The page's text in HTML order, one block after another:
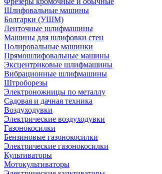
Шлифовальные машины
Болгарки (УШМ)
Ленточные шлифмашины
Машины для шлифовки стен
Полировальные машинки
Прямошлифовальные машины
Эксцентриковые шлифмашины
Вибрационные шлифмашины
Штроборезы
Электроножницы по металлу
Садовая и дачная техника
Воздуходувки
Электрические воздуходувки
Газонокосилки
Бензиновые газонокосилки
Электрические газонокосилки
Культиваторы
Мотокультиваторы